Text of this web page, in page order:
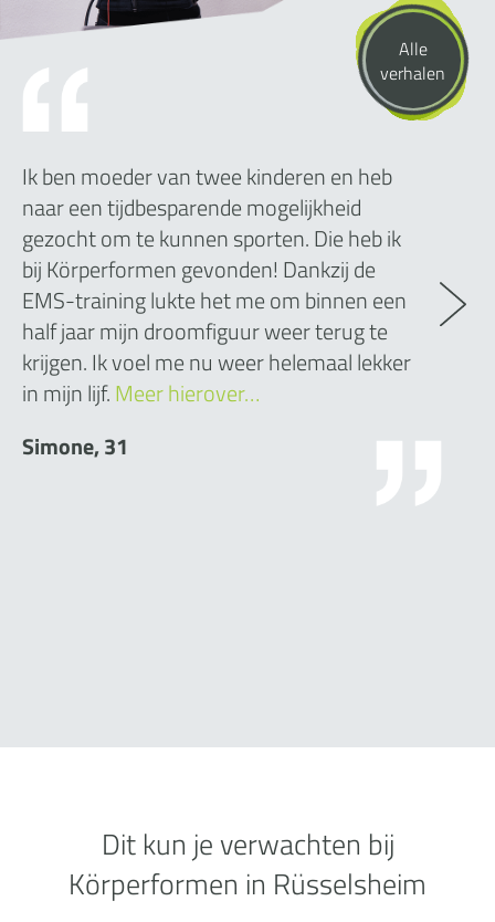
Alle
verhalen
Ik ben moeder van twee kinderen en heb
naar een tijdbesparende mogelijkheid
gezocht om te kunnen sporten. Die heb ik
bij Körperformen gevonden! Dankzij de
EMS-training lukte het me om binnen een
half jaar mijn droomfiguur weer terug te
krijgen. Ik voel me nu weer helemaal lekker
in mijn lijf.Meer hierover…
Simone, 31
Dit kun je verwachten bij
Körperformen in Rüsselsheim